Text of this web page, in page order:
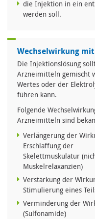
die Injektion in ein
werden soll.
Wechselwirkung
Die Injektionslösung
Arzneimitteln gemischt
Wertes oder der
führen kann.
Folgende
Arzneimitteln sind
Verlängerung der
Erschlaffung der
Skelettmuskulatur
Muskelrelaxanzien)
Verstärkung der
Stimulierung eines
Verminderung der
(Sulfonamide)